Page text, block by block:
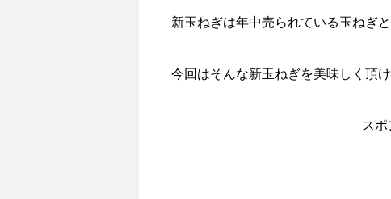
新玉ねぎは年中売られている玉ねぎ
今回はそんな新玉ねぎを美味しく頂
ス